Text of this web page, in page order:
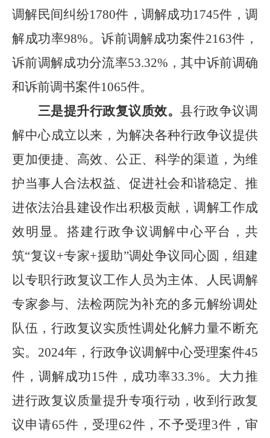
调解民间纠纷1780件，调解成功1745件，调
解成功率98%。诉前调解成功案件2163件，
诉前调解成功分流率53.32% ，其中诉前调确
和诉前调书案件1065件。
三是提升行政复议质效。县行政争议调
解中心成立以来，为解决各种行政争议提供
更加便捷、高效、公正、科学的渠道，为维
护当事人合法权益、促进社会和谐稳定、推
进依法治县建设作出积极贡献，调解工作成
效明显。搭建行政争议调解中心平台，共
筑“复议+专家+援助”调处争议同心圆，组建
以专职行政复议工作人员为主体、人民调解
专家参与、法检两院为补充的多元解纷调处
队伍，行政复议实质性调处化解力量不断充
实。 2024年，行政争议调解中心受理案件45
件，调解成功 15件，成功率33.3%。大力推
进行政复议质量提升专项行动，收到行政复
议申请65件，受理62件，不予受理3件，审